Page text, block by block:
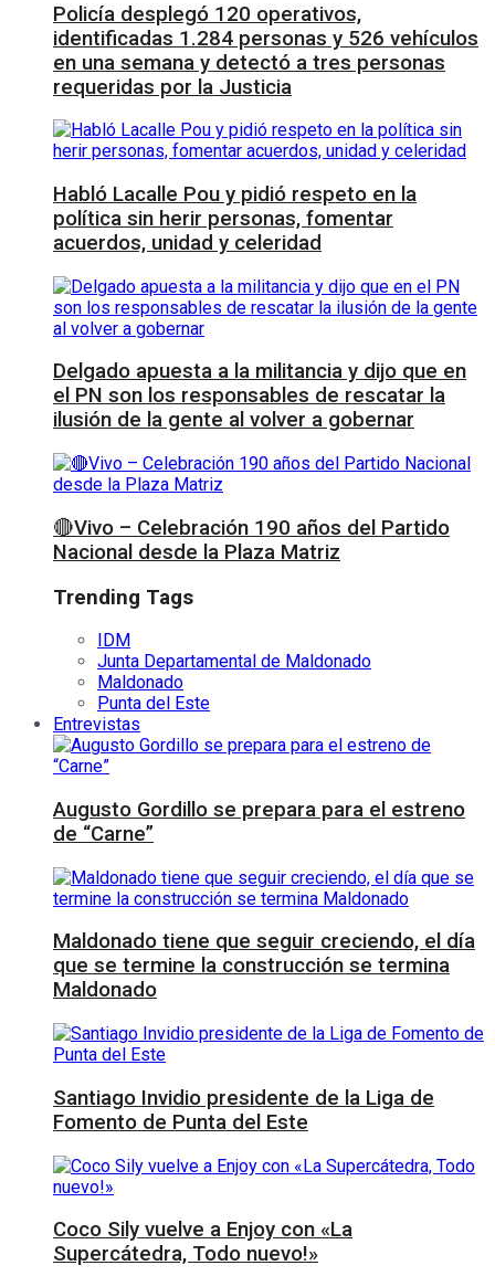
Policía desplegó 120 operativos,
identificadas 1.284 personas y 526 vehículos
en una semana y detectó a tres personas
requeridas por la Justicia
Habló Lacalle Pou y pidió respeto en la
política sin herir personas, fomentar
acuerdos, unidad y celeridad
Delgado apuesta a la militancia y dijo que en
el PN son los responsables de rescatar la
ilusión de la gente al volver a gobernar
🔴Vivo – Celebración 190 años del Partido
Nacional desde la Plaza Matriz
Trending Tags
IDM
Junta Departamental de Maldonado
Maldonado
Punta del Este
Entrevistas
Augusto Gordillo se prepara para el estreno
de “Carne”
Maldonado tiene que seguir creciendo, el día
que se termine la construcción se termina
Maldonado
Santiago Invidio presidente de la Liga de
Fomento de Punta del Este
Coco Sily vuelve a Enjoy con «La
Supercátedra, Todo nuevo!»